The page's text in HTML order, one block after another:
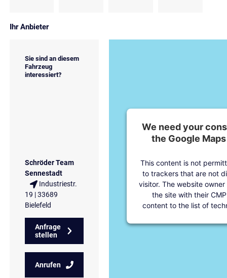
Ihr Anbieter
Sie sind an diesem
Fahrzeug
interessiert?
Schröder Team
Sennestadt
Industriestr.
19 | 33689
Bielefeld
Anfrage
stellen
Anrufen
We need your
the Google
This content is not
to trackers that are not
visitor. The website
the site with their
content to the list of